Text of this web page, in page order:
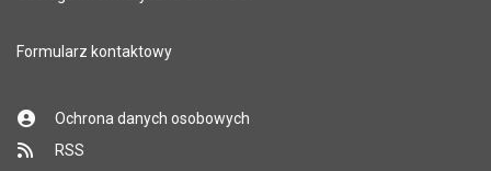
Formularz kontaktowy
Ochrona danych osobowych
RSS